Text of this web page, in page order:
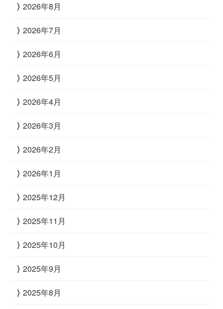
2026年8月
2026年7月
2026年6月
2026年5月
2026年4月
2026年3月
2026年2月
2026年1月
2025年12月
2025年11月
2025年10月
2025年9月
2025年8月